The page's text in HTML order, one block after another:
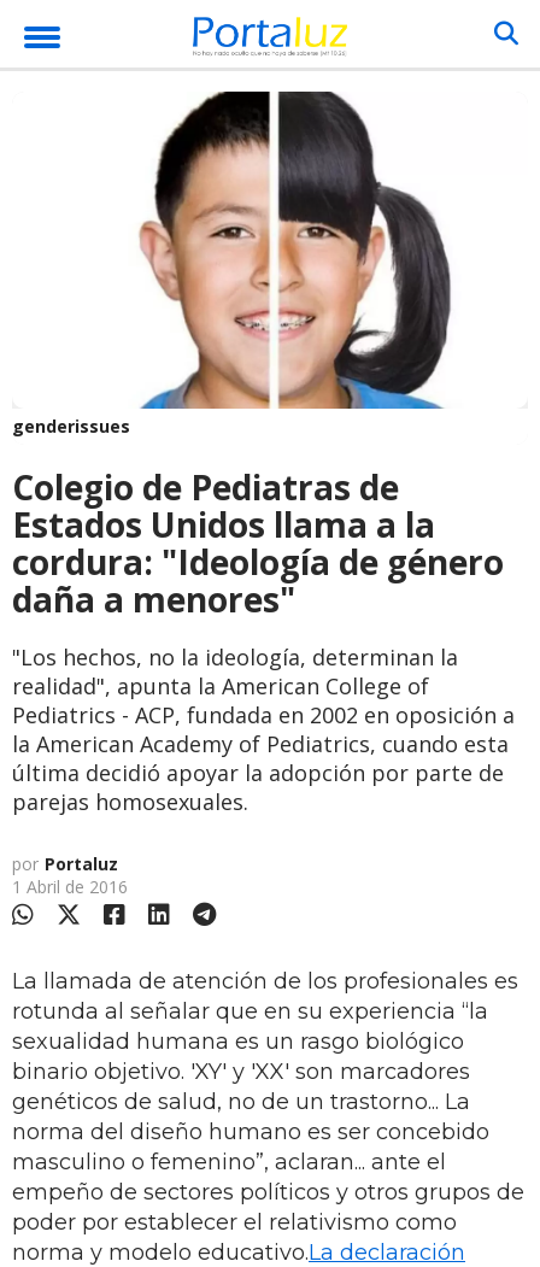
genderissues
Colegio de Pediatras de
Estados Unidos llama a la
cordura: "Ideología de género
daña a menores"
"Los hechos, no la ideología, determinan la
realidad", apunta la American College of
Pediatrics - ACP, fundada en 2002 en oposición a
la American Academy of Pediatrics, cuando esta
última decidió apoyar la adopción por parte de
parejas homosexuales.
por Portaluz
1 Abril de 2016
La llamada de atención de los profesionales es
rotunda al señalar que en su experiencia “la
sexualidad humana es un rasgo biológico
binario objetivo. 'XY' y 'XX' son marcadores
genéticos de salud, no de un trastorno... La
norma del diseño humano es ser concebido
masculino o femenino”, aclaran... ante el
empeño de sectores políticos y otros grupos de
poder por establecer el relativismo como
norma y modelo educativo.La declaración